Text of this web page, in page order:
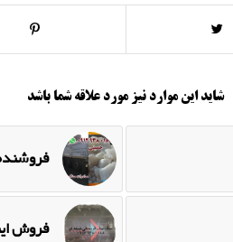
شاید این موارد نیز مورد علاقه شما باشد
فروش